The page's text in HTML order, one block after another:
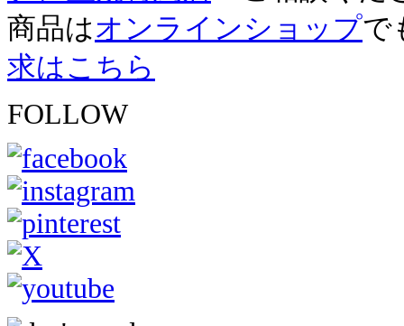
商品はオンラインショップで
求はこちら
FOLLOW